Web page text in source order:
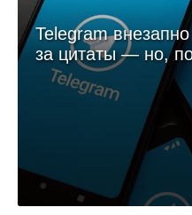
Telegram
за цитаты — но,